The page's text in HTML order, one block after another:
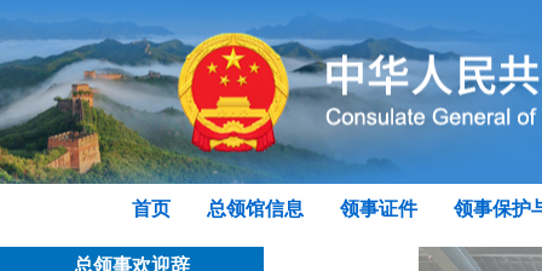
首页 总领馆信息 领事证件 领事保护
总领事欢迎辞